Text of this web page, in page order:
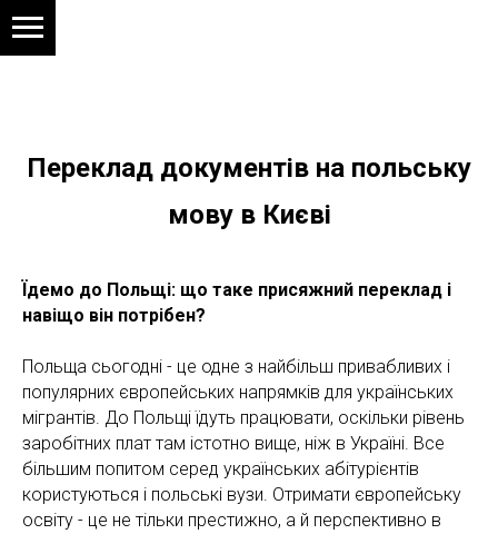
Переклад документів на польську
мову в Києві
Їдемо до Польщі: що таке присяжний переклад і
навіщо він потрібен?
Польща сьогодні - це одне з найбільш привабливих і
популярних європейських напрямків для українських
мігрантів. До Польщі їдуть працювати, оскільки рівень
заробітних плат там істотно вище, ніж в Україні. Все
більшим попитом серед українських абітурієнтів
користуються і польські вузи. Отримати європейську
освіту - це не тільки престижно, а й перспективно в